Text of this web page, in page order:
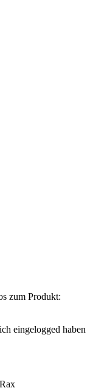
zum Produkt:
eingelogged haben